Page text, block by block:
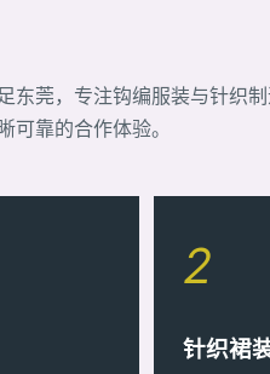
东莞，专注钩编服装与针织
可靠的合作体验。
2
针织裙